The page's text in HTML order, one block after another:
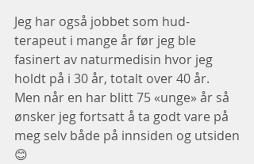
Jeg har også jobbet som hud-
terapeut i mange år før jeg ble
fasinert av naturmedisin hvor jeg
holdt på i 30 år, totalt over 40 år.
Men når en har blitt 75 «unge» år så
ønsker jeg fortsatt å ta godt vare på
meg selv både på innsiden og utsiden
😊